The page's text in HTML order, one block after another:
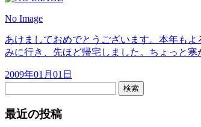
No Image
あけましておめでとうございます。本年も
みに行き、先ほど帰宅しました。ちょっと
2009年01月01日
検索
最近の投稿